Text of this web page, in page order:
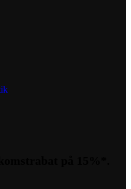
på 15%*.